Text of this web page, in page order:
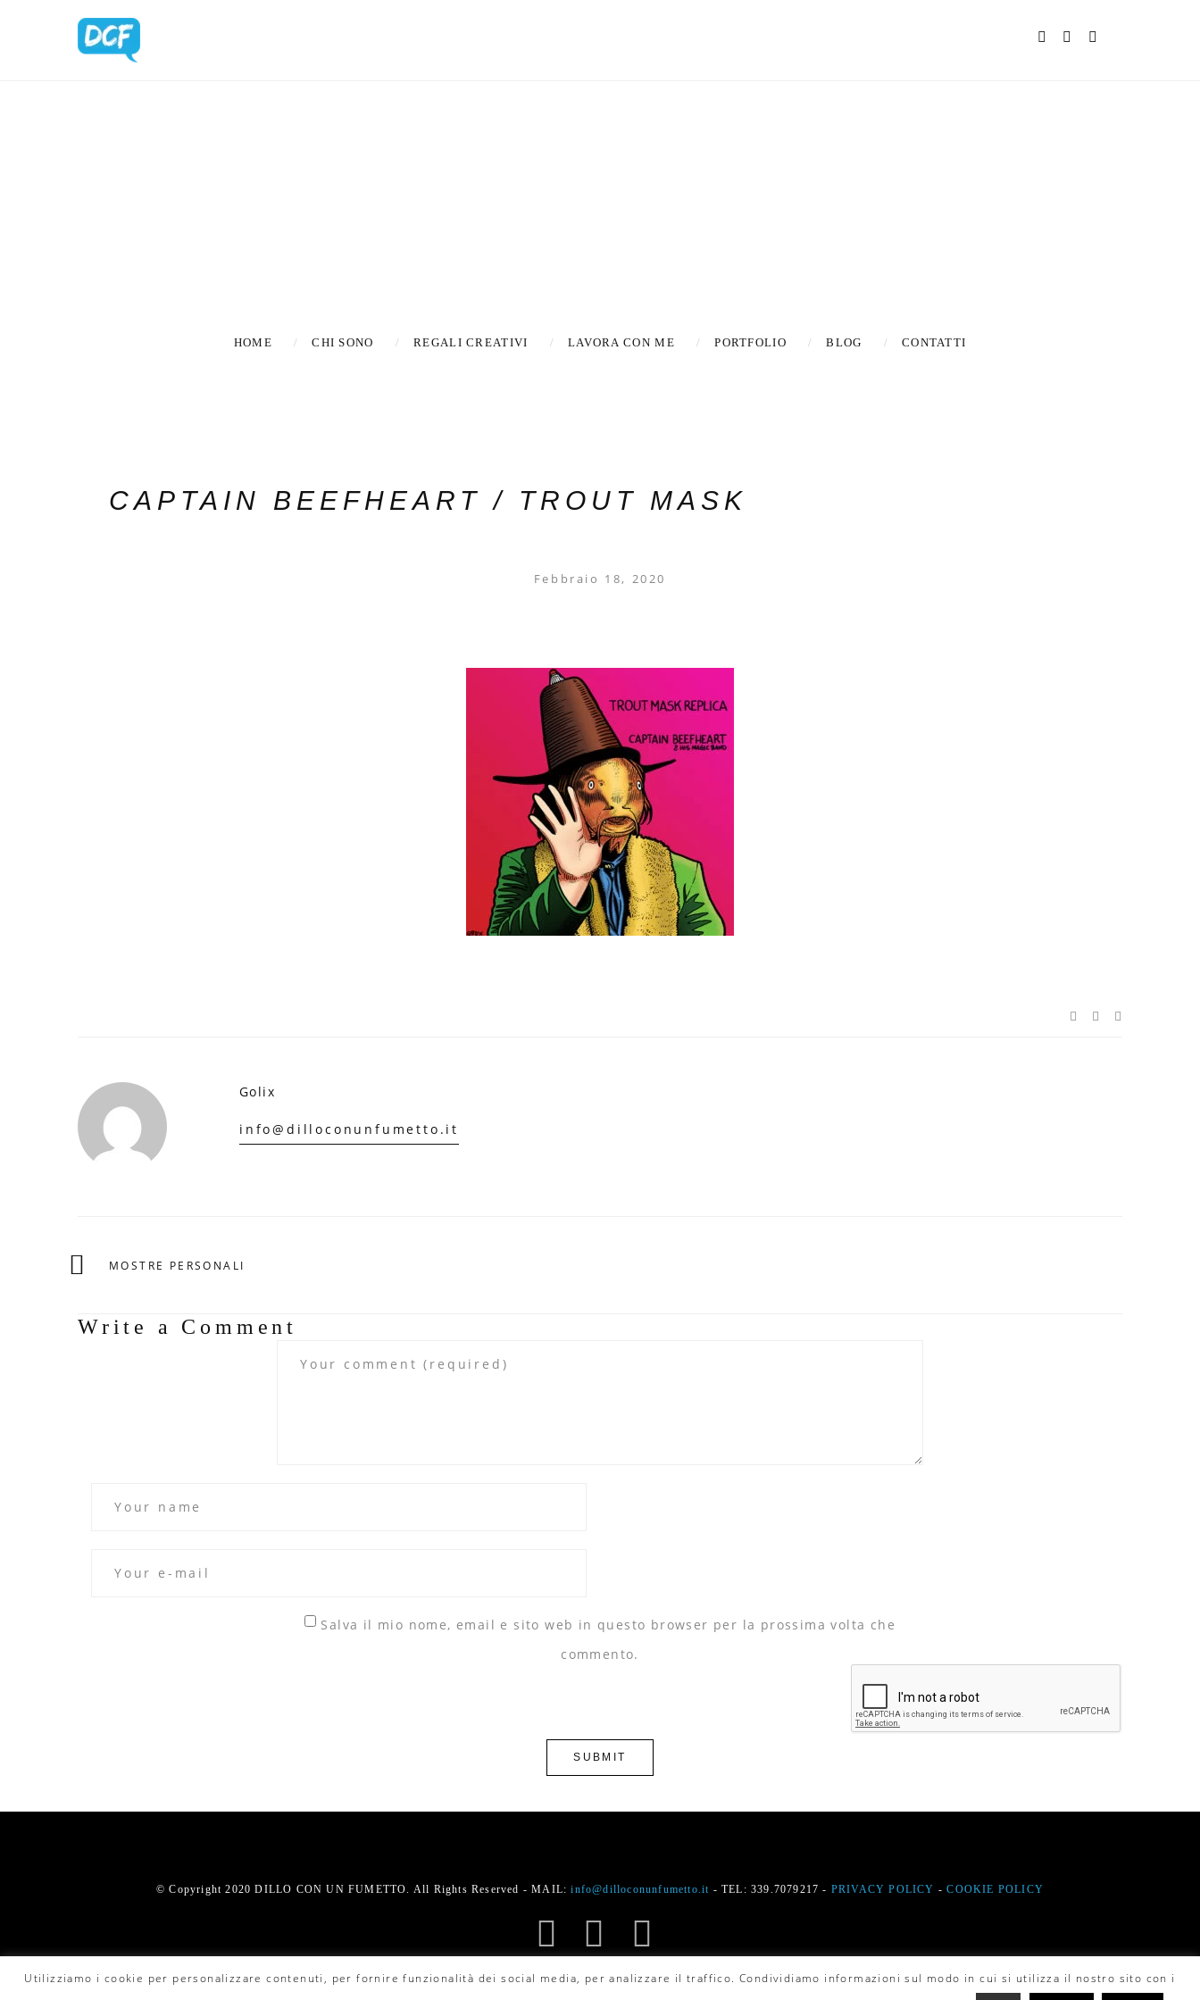
HOME CHI SONO REGALI CREATIVI LAVORA CON ME PORTFOLIO BLOG CONTATTI
CAPTAIN BEEFHEART / TROUT MASK
Febbraio 18, 2020
Golix
info@dilloconunfumetto.it
MOSTRE PERSONALI
Write a Comment
Salva il mio nome, email e sito web in questo browser per la prossima volta che
commento.
© Copyright 2020 DILLO CON UN FUMETTO. All Rights Reserved - MAIL:info@dilloconunfumetto.it - TEL: 339.7079217 - PRIVACY POLICY -COOKIE POLICY
Utilizziamo i cookie per personalizzare contenuti, per fornire funzionalità dei social media, per analizzare il traffico. Condividiamo informazioni sul modo in cui si utilizza il nostro sito con i